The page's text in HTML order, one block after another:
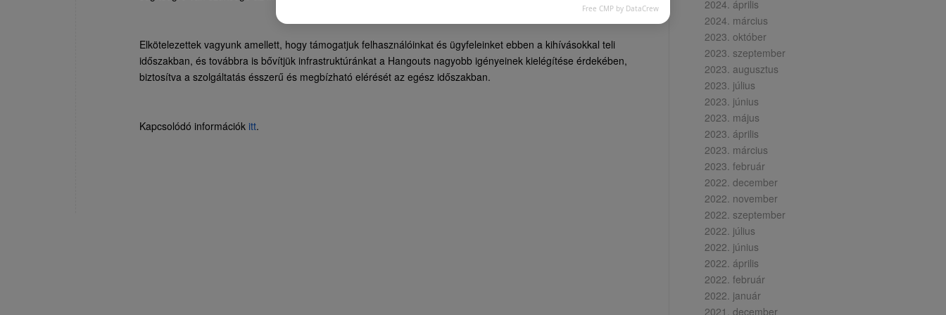
Elkötelezettek vagyunk amellett, hogy támogatjuk felhasználóinkat és ügyfeleinket ebben a kihívásokkal teli
időszakban, és továbbra is bővítjük infrastruktúránkat a Hangouts nagyobb igényeinek kielégítése érdekében,
biztosítva a szolgáltatás ésszerű és megbízható elérését az egész időszakban.
Kapcsolódó információk itt.
2024. április
2024. március
2023. október
2023. szeptember
2023. augusztus
2023. július
2023. június
2023. május
2023. április
2023. március
2023. február
2022. december
2022. november
2022. szeptember
2022. július
2022. június
2022. április
2022. február
2022. január
2021. december
Free CMP by DataCrew